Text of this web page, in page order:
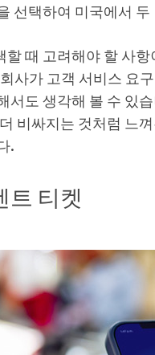
선택하여 미국에서
할 때 고려해야 할 사
사가 고객 서비스 요
서도 생각해 볼 수 있
비싸지는 것처럼 느
.
트 티켓